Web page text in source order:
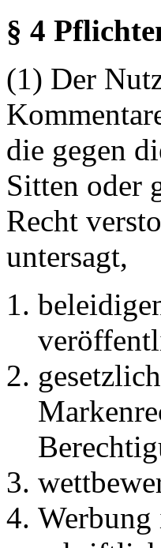
§ 4
(1) Der
die gegen
Sitten oder
Recht
untersagt,